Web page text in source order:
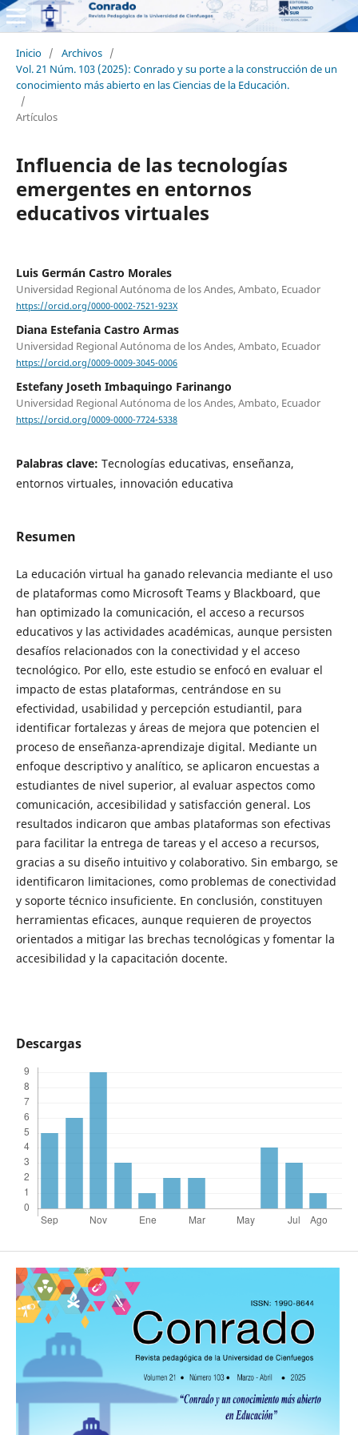
Inicio / Archivos /
Vol. 21 Núm. 103 (2025): Conrado y su porte a la construcción de un
conocimiento más abierto en las Ciencias de la Educación.
/
Artículos
Influencia de las tecnologías
emergentes en entornos
educativos virtuales
Luis Germán Castro Morales
Universidad Regional Autónoma de los Andes, Ambato, Ecuador
https://orcid.org/0000-0002-7521-923X
Diana Estefania Castro Armas
Universidad Regional Autónoma de los Andes, Ambato, Ecuador
https://orcid.org/0009-0009-3045-0006
Estefany Joseth Imbaquingo Farinango
Universidad Regional Autónoma de los Andes, Ambato, Ecuador
https://orcid.org/0009-0000-7724-5338
Palabras clave: Tecnologías educativas, enseñanza,
entornos virtuales, innovación educativa
Resumen
La educación virtual ha ganado relevancia mediante el uso
de plataformas como Microsoft Teams y Blackboard, que
han optimizado la comunicación, el acceso a recursos
educativos y las actividades académicas, aunque persisten
desafíos relacionados con la conectividad y el acceso
tecnológico. Por ello, este estudio se enfocó en evaluar el
impacto de estas plataformas, centrándose en su
efectividad, usabilidad y percepción estudiantil, para
identificar fortalezas y áreas de mejora que potencien el
proceso de enseñanza-aprendizaje digital. Mediante un
enfoque descriptivo y analítico, se aplicaron encuestas a
estudiantes de nivel superior, al evaluar aspectos como
comunicación, accesibilidad y satisfacción general. Los
resultados indicaron que ambas plataformas son efectivas
para facilitar la entrega de tareas y el acceso a recursos,
gracias a su diseño intuitivo y colaborativo. Sin embargo, se
identificaron limitaciones, como problemas de conectividad
y soporte técnico insuficiente. En conclusión, constituyen
herramientas eficaces, aunque requieren de proyectos
orientados a mitigar las brechas tecnológicas y fomentar la
accesibilidad y la capacitación docente.
Descargas